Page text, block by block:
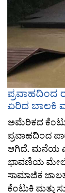
ಪ್ರವಾಹದಿಂದ
ಏರಿದ ಬಾಲಕಿ
ಅಮೆರಿಕದ
ಪ್ರವಾಹದಿಂದ
ಆಗಿದೆ. ಮನೆಯ
ಛಾವಣಿಯ ಮೇಲೆ
ಸಾಮಾಜಿಕ
ಕೆಂಟುಕಿ ಮತ್ತು